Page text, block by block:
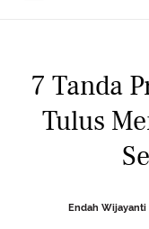
7 Tanda
Tulus
Endah Wijayanti